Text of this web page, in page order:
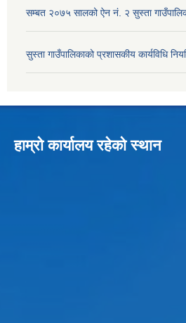
सम्बत २०७५ सालको ऐन नं. २ सुस्ता
सुस्ता गाउँपालिकाको प्रशासकीय कार्यविधि
हाम्रो कार्यालय रहेको स्थान